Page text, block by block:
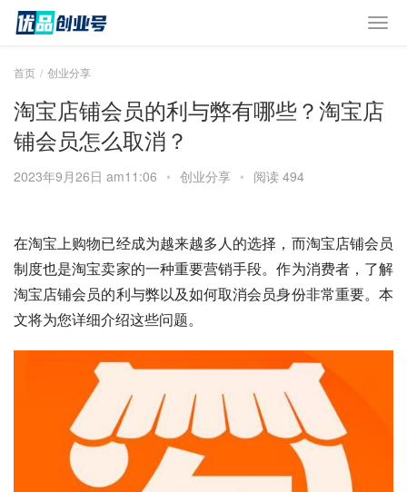
首页 创业分享
淘宝店铺会员的利与弊有哪些？淘宝店
铺会员怎么取消？
2023年9月26日 am11:06 • 创业分享 • 阅读 494
在淘宝上购物已经成为越来越多人的选择，而淘宝店铺会员
制度也是淘宝卖家的一种重要营销手段。作为消费者，了解
淘宝店铺会员的利与弊以及如何取消会员身份非常重要。本
文将为您详细介绍这些问题。